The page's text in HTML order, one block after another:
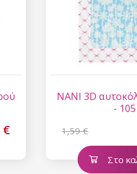
€
NANI 3D
- 105
1,59 €
Στο
μας και
στην πρώτη
ασφαλής σε